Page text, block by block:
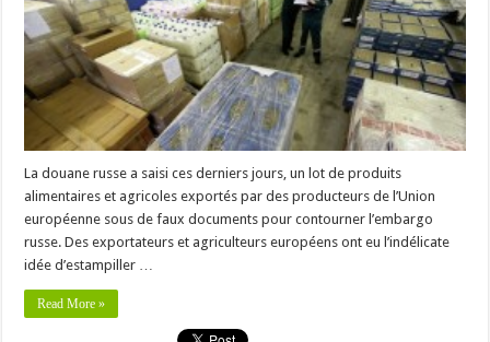
La douane russe a saisi ces derniers jours, un lot de produits
alimentaires et agricoles exportés par des producteurs de l’Union
européenne sous de faux documents pour contourner l’embargo
russe. Des exportateurs et agriculteurs européens ont eu l’indélicate
idée d’estampiller …
Read More »